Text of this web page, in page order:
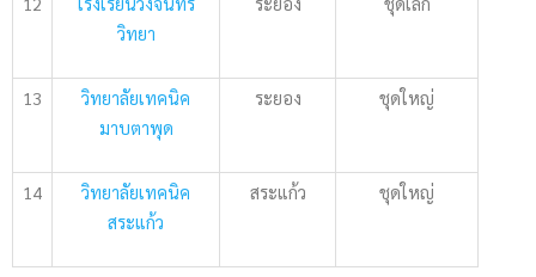
วิทยา
13
วิทยาลัยเทคนิค
มาบตาพุด
ระยอง ชุดใหญ่
14
วิทยาลัยเทคนิค
สระแก้ว
สระแก้ว ชุดใหญ่